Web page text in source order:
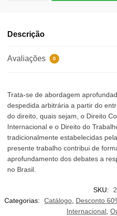
Descrição
Avaliações 0
Trata-se de abordagem
despedida arbitrária a partir do
do direito, quais sejam, o Direito
Internacional e o Direito do
tradicionalmente estabelecidas
presente trabalho contribui de
aprofundamento dos debates a
no Brasil.
SKU:
Categorias:
Catálogo, Desconto
Internacional,